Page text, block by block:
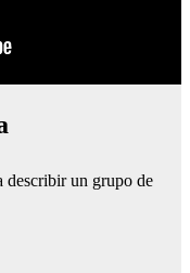
describir un grupo de